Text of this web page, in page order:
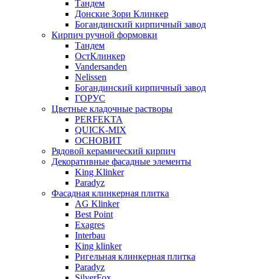
Тандем
Донские Зори Клинкер
Богандинский кирпичный завод
Кирпич ручной формовки
Тандем
ОстКлинкер
Vandersanden
Nelissen
Богандинский кирпичный завод
ГОРУС
Цветные кладочные растворы
PERFEKTA
QUICK-MIX
ОСНОВИТ
Рядовой керамический кирпич
Декоративные фасадные элементы
King Klinker
Paradyz
Фасадная клинкерная плитка
AG Klinker
Best Point
Exagres
Interbau
King klinker
Ригельная клинкерная плитка
Paradyz